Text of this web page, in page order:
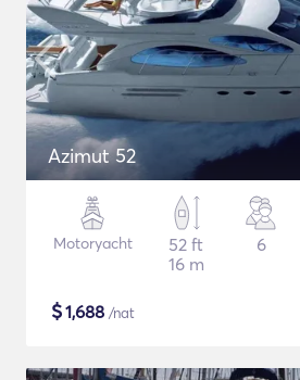
Azimut 52
Motoryacht
52 ft
16 m
6
$1,688 /nat